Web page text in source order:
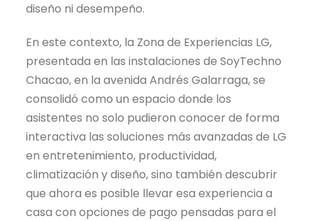
diseño ni desempeño.
En este contexto, la Zona de Experiencias LG,
presentada en las instalaciones de SoyTechno
Chacao, en la avenida Andrés Galarraga, se
consolidó como un espacio donde los
asistentes no solo pudieron conocer de forma
interactiva las soluciones más avanzadas de LG
en entretenimiento, productividad,
climatización y diseño, sino también descubrir
que ahora es posible llevar esa experiencia a
casa con opciones de pago pensadas para el